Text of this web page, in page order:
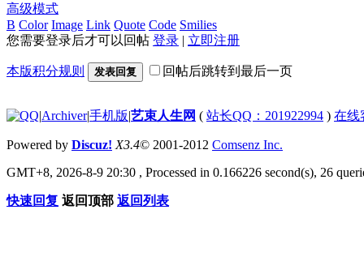
高级模式
B Color Image Link Quote Code Smilies
您需要登录后才可以回帖 登录 | 立即注册
本版积分规则 发表回复 回帖后跳转到最后一页
|Archiver|手机版|艺束人生网 ( 站长QQ：201922994 ) 在线
Powered by Discuz! X3.4© 2001-2012 Comsenz Inc.
GMT+8, 2026-8-9 20:30 , Processed in 0.166226 second(s), 26
快速回复 返回顶部 返回列表